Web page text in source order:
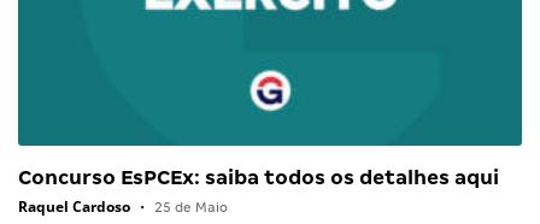
Concurso EsPCEx: saiba todos os detalhes aqui
Raquel Cardoso • 25 de Maio